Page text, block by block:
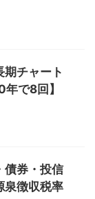
チャート
で8回】
債券・投信
泉徴収税率